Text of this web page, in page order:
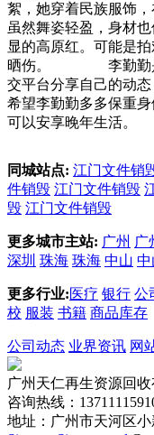
絮，她穿着民族服饰
虽然舞姿轻盈，身材
显的高原红。可能是
晒伤。 李勤勤是很
交平台分享自己的动
希望李勤勤多多保重
可以安享晚年生活。
同城站点: 江门文件销
件销毁 江门文件销毁
毁 江门文件销毁
更多城市主站: 广州 广
深圳 珠海 珠海 中山 中
更多行业: 医疗 银行 公
校 服装 书籍 商品库存
公司动态 业界资讯 网
广州天仁再生资源回收
咨询热线：
地址：广州市天河区